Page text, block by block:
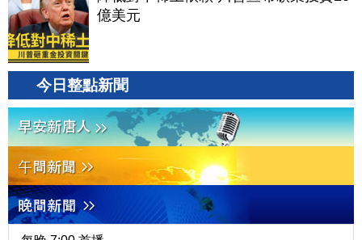
億美元
今日整點新聞